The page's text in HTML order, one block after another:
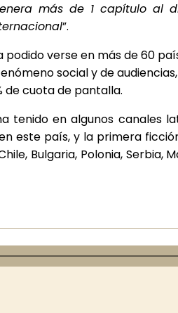
más de 1 capítulo al
”.
podido verse en más de 60
social y de
de cuota de pantalla.
tenido en algunos canales
este país, y la primera
Bulgaria, Polonia, Serbia,